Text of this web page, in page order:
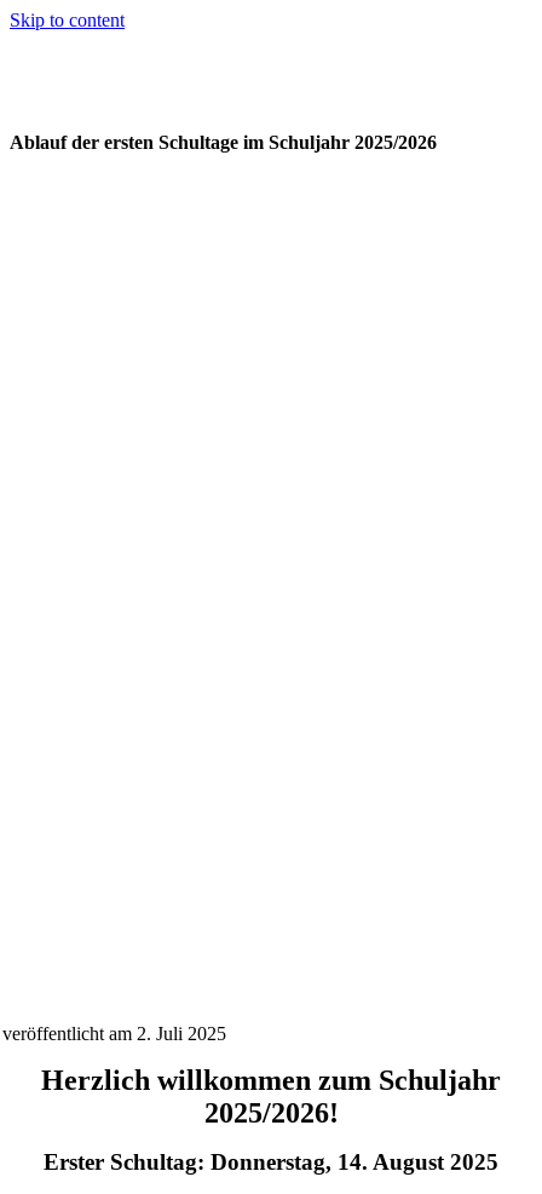
Skip to content
Ablauf der ersten Schultage im Schuljahr 2025/2026
veröffentlicht am 2. Juli 2025
Herzlich willkommen zum Schuljahr
2025/2026!
Erster Schultag: Donnerstag, 14. August 2025